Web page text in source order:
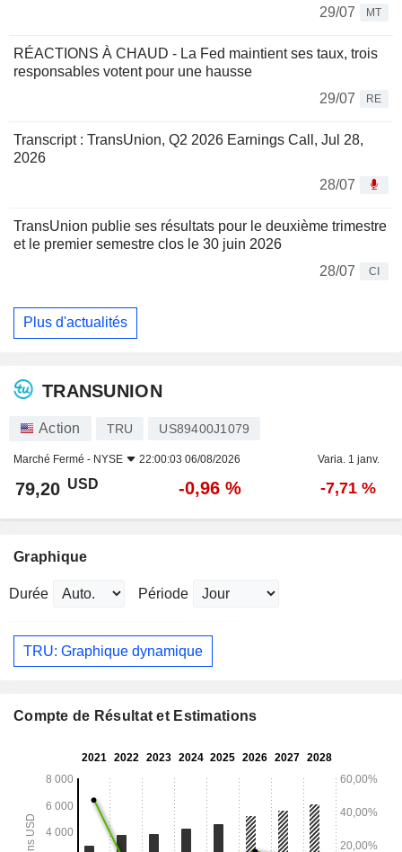
29/07 MT
RÉACTIONS À CHAUD - La Fed maintient ses taux, trois
responsables votent pour une hausse
29/07
RE
Transcript : TransUnion, Q2 2026 Earnings Call, Jul 28,
2026
28/07
TransUnion publie ses résultats pour le deuxième trimestre
et le premier semestre clos le 30 juin 2026
28/07
CI
Plus d'actualités
TRANSUNION
Action TRU US89400J1079
Marché Fermé - NYSE 22:00:03 06/08/2026 Varia. 1 janv.
79,20 USD -0,96 % -7,71 %
Graphique
Durée Période
TRU: Graphique dynamique
Compte de Résultat et Estimations